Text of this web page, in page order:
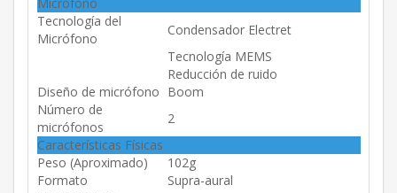
Tecnología del
Micrófono
Condensador Electret
Tecnología MEMS
Reducción de ruido
Diseño de micrófono Boom
Número de
micrófonos
2
Características Físicas
Peso (Aproximado)
102g
Formato
Supra-aural